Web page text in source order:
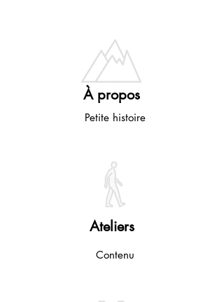
À propos
Petite histoire
Ateliers
Contenu